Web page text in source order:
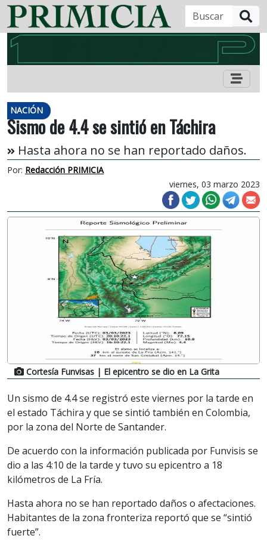
NACIÓN
Sismo de 4.4 se sintió en Táchira
Hasta ahora no se han reportado daños.
Por: Redacción PRIMICIA
viernes, 03 marzo 2023
Cortesía Funvisas | El epicentro se dio en La Grita
Un sismo de 4.4 se registró este viernes por la tarde en
el estado Táchira y que se sintió también en Colombia,
por la zona del Norte de Santander.
De acuerdo con la información publicada por Funvisis se
dio a las 4:10 de la tarde y tuvo su epicentro a 18
kilómetros de La Fría.
Hasta ahora no se han reportado daños o afectaciones.
Habitantes de la zona fronteriza reportó que se “sintió
fuerte”.